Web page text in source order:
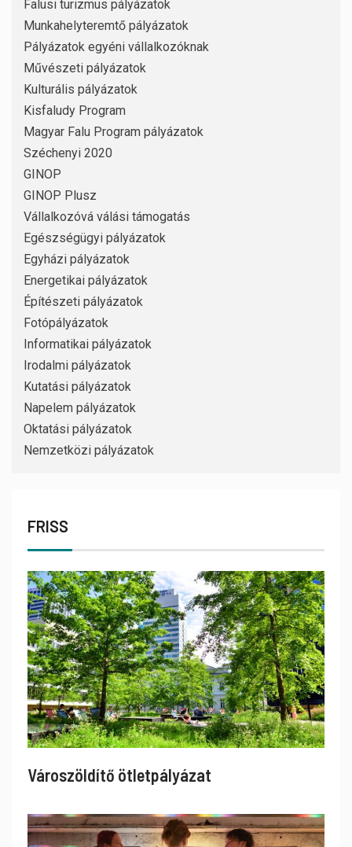
Falusi turizmus pályázatok
Munkahelyteremtő pályázatok
Pályázatok egyéni vállalkozóknak
Művészeti pályázatok
Kulturális pályázatok
Kisfaludy Program
Magyar Falu Program pályázatok
Széchenyi 2020
GINOP
GINOP Plusz
Vállalkozóvá válási támogatás
Egészségügyi pályázatok
Egyházi pályázatok
Energetikai pályázatok
Építészeti pályázatok
Fotópályázatok
Informatikai pályázatok
Irodalmi pályázatok
Kutatási pályázatok
Napelem pályázatok
Oktatási pályázatok
Nemzetközi pályázatok
FRISS
Városzöldítő ötletpályázat